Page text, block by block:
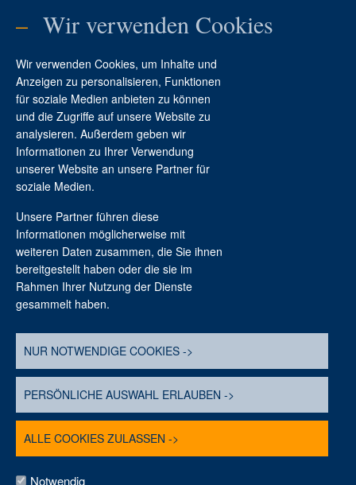
– Wir verwenden Cookies
Wir verwenden Cookies, um Inhalte und
Anzeigen zu personalisieren, Funktionen
für soziale Medien anbieten zu können
und die Zugriffe auf unsere Website zu
analysieren. Außerdem geben wir
Informationen zu Ihrer Verwendung
unserer Website an unsere Partner für
soziale Medien.
Unsere Partner führen diese
Informationen möglicherweise mit
weiteren Daten zusammen, die Sie ihnen
bereitgestellt haben oder die sie im
Rahmen Ihrer Nutzung der Dienste
gesammelt haben.
NUR NOTWENDIGE COOKIES ->
PERSÖNLICHE AUSWAHL ERLAUBEN ->
ALLE COOKIES ZULASSEN ->
Notwendig
VIDEO ABSPIELEN
Kontakt
Löwenwall 16
38100 Braunschweig
Telefon: 0531. 7 07 42-0
E-Mail: info@sbk.niedersachsen.de